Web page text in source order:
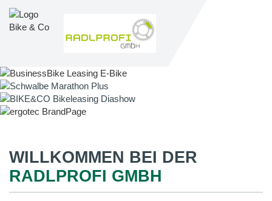
WILLKOMMEN BEI DER
RADLPROFI GMBH